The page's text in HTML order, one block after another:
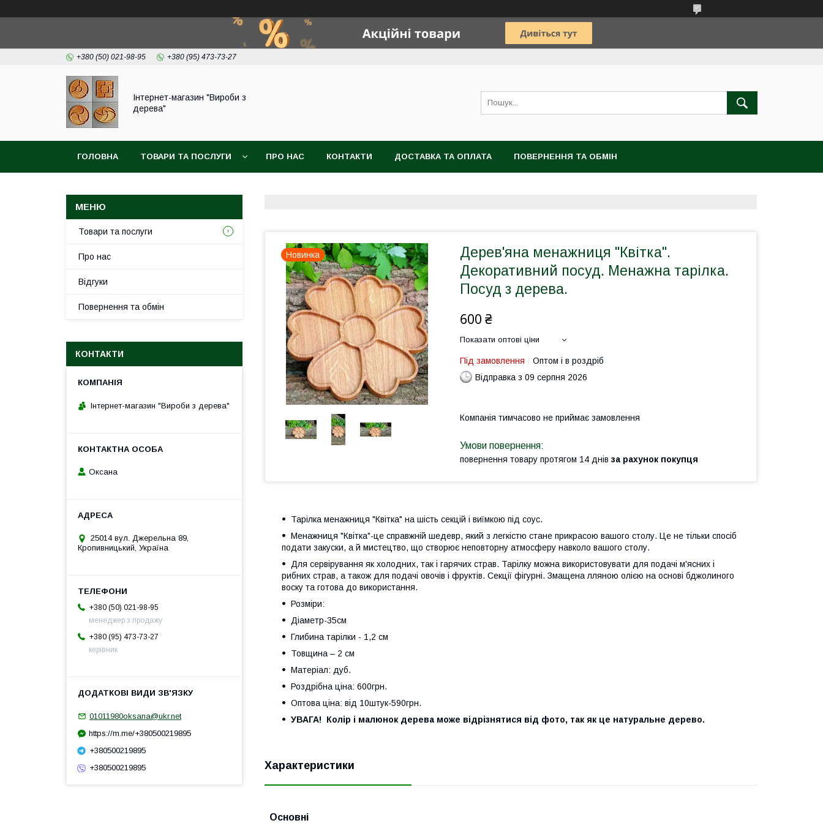
+380 (50) 021-98-95 +380 (95) 473-73-27
Інтернет-магазин "Вироби з
дерева"
ГОЛОВНА ТОВАРИ ТА ПОСЛУГИ ПРО НАС КОНТАКТИ ДОСТАВКА ТА ОПЛАТА ПОВЕРНЕННЯ ТА ОБМІН
Новинка
Дерев'яна менажниця "Квітка".
Декоративний посуд. Менажна тарілка.
Посуд з дерева.
600 ₴
Показати оптові ціни
Під замовлення
Оптом і в роздріб
Відправка з 09 серпня 2026
Компанія тимчасово не приймає замовлення
повернення товару протягом 14 днів за рахунок покупця
Тарілка менажниця "Квітка" на шість секцій і виїмкою під соус.
Менажниця "Квітка"-це справжній шедевр, який з легкістю стане прикрасою вашого столу. Це не тільки спосіб
подати закуски, а й мистецтво, що створює неповторну атмосферу навколо вашого столу.
Для сервірування як холодних, так і гарячих страв. Тарілку можна використовувати для подачі м'ясних і
рибних страв, а також для подачі овочів і фруктів. Секції фігурні. Змащена лляною олією на основі бджолиного
воску та готова до використання.
Розміри:
Діаметр-35см
Глибина тарілки - 1,2 см
Товщина – 2 см
Матеріал: дуб.
Роздрібна ціна: 600грн.
Оптова ціна: від 10штук-590грн.
УВАГА! Колір і малюнок дерева може відрізнятися від фото, так як це натуральне дерево.
Характеристики
Основні
Товари та послуги
Про нас
Відгуки
Повернення та обмін
КОНТАКТИ
Інтернет-магазин "Вироби з дерева"
Оксана
25014 вул. Джерельна 89,
Кропивницький, Україна
+380 (50) 021-98-95
менеджер з продажу
+380 (95) 473-73-27
керівник
01011980oksana@ukr.net
https://m.me/+380500219895
+380500219895
+380500219895